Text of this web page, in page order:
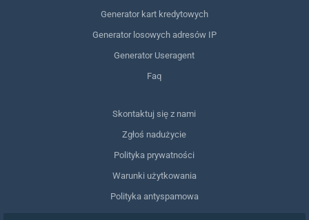
Generator kart kredytowych
Generator losowych adresów IP
Generator Useragent
Faq
Skontaktuj się z nami
Zgłoś nadużycie
Polityka prywatności
Warunki użytkowania
Polityka antyspamowa